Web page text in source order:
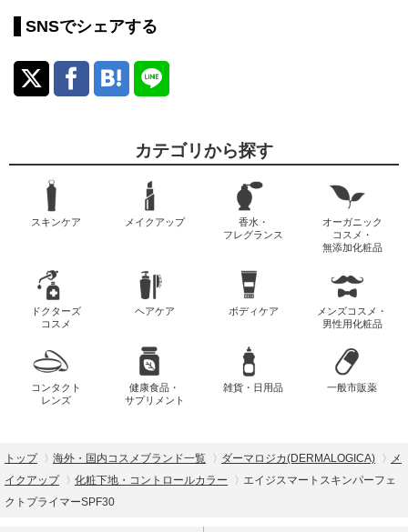
SNSでシェアする
カテゴリから探す
スキンケア メイクアップ
香水・
フレグランス
オーガニック
コスメ・
無添加化粧品
ドクターズ
コスメ
ヘアケア ボディケア
メンズコスメ・
男性用化粧品
コンタクト
レンズ
健康食品・
サプリメント
雑貨・日用品 一般市販薬
トップ 海外・国内コスメブランド一覧 ダーマロジカ(DERMALOGICA)
メ
イクアップ
化粧下地・コントロールカラー
エイジスマートスキンパーフェ
クトプライマーSPF30